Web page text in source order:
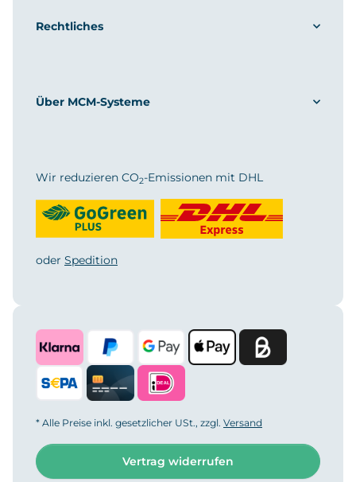
Rechtliches
Über MCM-Systeme
Wir reduzieren CO2-Emissionen mit DHL
oder Spedition
* Alle Preise inkl. gesetzlicher USt., zzgl. Versand
Vertrag widerrufen